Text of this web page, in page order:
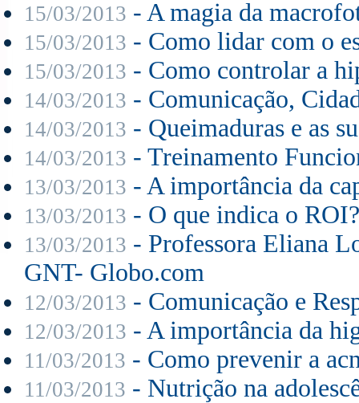
15/03/2013 - A magia da
15/03/2013 - Como lidar com o
15/03/2013 - Como controlar a
14/03/2013 - Comunicação,
14/03/2013 - Queimaduras e as
14/03/2013 - Treinamento
13/03/2013 - A importância da
13/03/2013 - O que indica o ROI?
13/03/2013 - Professora Eliana
GNT- Globo.com
12/03/2013 - Comunicação e
12/03/2013 - A importância da
11/03/2013 - Como prevenir a
11/03/2013 - Nutrição na